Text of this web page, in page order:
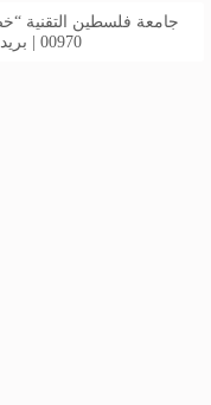
00970 | بريد الكتروني